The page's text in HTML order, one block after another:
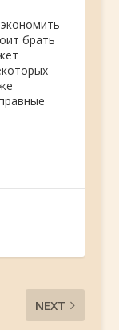
брать
NEXT